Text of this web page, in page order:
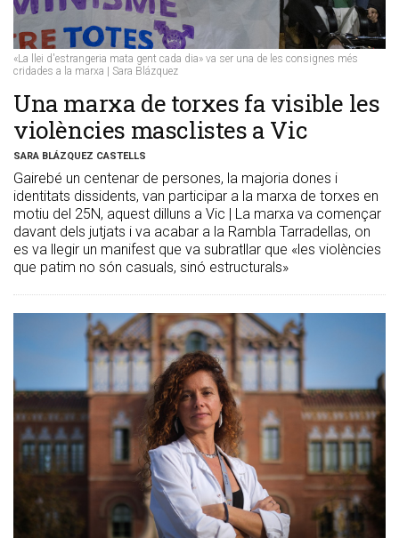
«La llei d'estrangeria mata gent cada dia» va ser una de les consignes més
cridades a la marxa | Sara Blázquez
Una marxa de torxes fa visible les
violències masclistes a Vic
SARA BLÁZQUEZ CASTELLS
Gairebé un centenar de persones, la majoria dones i
identitats dissidents, van participar a la marxa de torxes en
motiu del 25N, aquest dilluns a Vic | La marxa va començar
davant dels jutjats i va acabar a la Rambla Tarradellas, on
es va llegir un manifest que va subratllar que «les violències
que patim no són casuals, sinó estructurals»